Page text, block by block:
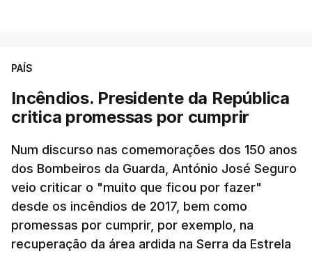
PAÍS
Incêndios. Presidente da República
critica promessas por cumprir
Num discurso nas comemorações dos 150 anos
dos Bombeiros da Guarda, António José Seguro
veio criticar o "muito que ficou por fazer"
desde os incêndios de 2017, bem como
promessas por cumprir, por exemplo, na
recuperação da área ardida na Serra da Estrela